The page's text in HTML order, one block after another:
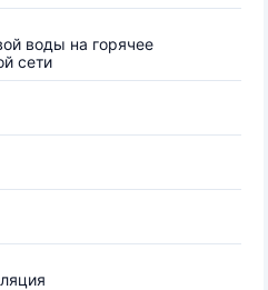
воды на горячее
сети